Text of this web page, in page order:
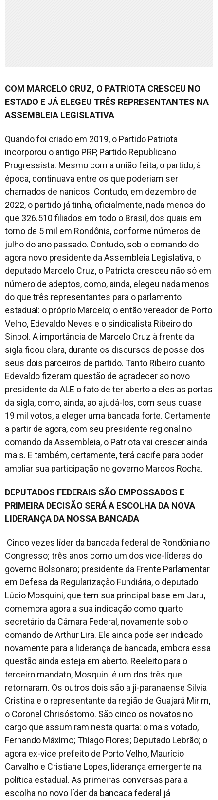
COM MARCELO CRUZ, O PATRIOTA CRESCEU NO
ESTADO E JÁ ELEGEU TRÊS REPRESENTANTES NA
ASSEMBLEIA LEGISLATIVA
Quando foi criado em 2019, o Partido Patriota
incorporou o antigo PRP, Partido Republicano
Progressista. Mesmo com a união feita, o partido, à
época, continuava entre os que poderiam ser
chamados de nanicos. Contudo, em dezembro de
2022, o partido já tinha, oficialmente, nada menos do
que 326.510 filiados em todo o Brasil, dos quais em
torno de 5 mil em Rondônia, conforme números de
julho do ano passado. Contudo, sob o comando do
agora novo presidente da Assembleia Legislativa, o
deputado Marcelo Cruz, o Patriota cresceu não só em
número de adeptos, como, ainda, elegeu nada menos
do que três representantes para o parlamento
estadual: o próprio Marcelo; o então vereador de Porto
Velho, Edevaldo Neves e o sindicalista Ribeiro do
Sinpol. A importância de Marcelo Cruz à frente da
sigla ficou clara, durante os discursos de posse dos
seus dois parceiros de partido. Tanto Ribeiro quanto
Edevaldo fizeram questão de agradecer ao novo
presidente da ALE o fato de ter aberto a eles as portas
da sigla, como, ainda, ao ajudá-los, com seus quase
19 mil votos, a eleger uma bancada forte. Certamente
a partir de agora, com seu presidente regional no
comando da Assembleia, o Patriota vai crescer ainda
mais. E também, certamente, terá cacife para poder
ampliar sua participação no governo Marcos Rocha.
DEPUTADOS FEDERAIS SÃO EMPOSSADOS E
PRIMEIRA DECISÃO SERÁ A ESCOLHA DA NOVA
LIDERANÇA DA NOSSA BANCADA
Cinco vezes líder da bancada federal de Rondônia no
Congresso; três anos como um dos vice-líderes do
governo Bolsonaro; presidente da Frente Parlamentar
em Defesa da Regularização Fundiária, o deputado
Lúcio Mosquini, que tem sua principal base em Jaru,
comemora agora a sua indicação como quarto
secretário da Câmara Federal, novamente sob o
comando de Arthur Lira. Ele ainda pode ser indicado
novamente para a liderança de bancada, embora essa
questão ainda esteja em aberto. Reeleito para o
terceiro mandato, Mosquini é um dos três que
retornaram. Os outros dois são a ji-paranaense Silvia
Cristina e o representante da região de Guajará Mirim,
o Coronel Chrisóstomo. São cinco os novatos no
cargo que assumiram nesta quarta: o mais votado,
Fernando Máximo; Thiago Flores; Deputado Lebrão; o
agora ex-vice prefeito de Porto Velho, Maurício
Carvalho e Cristiane Lopes, liderança emergente na
política estadual. As primeiras conversas para a
escolha no novo líder da bancada federal já